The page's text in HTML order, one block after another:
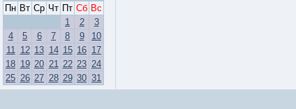
Пн Вт Ср Чт Пт Сб Вс
1
2
3
4
5 6 7 8 9
10
11 12 13 14 15 16 17
18 19 20 21 22 23 24
25 26 27 28 29 30 31